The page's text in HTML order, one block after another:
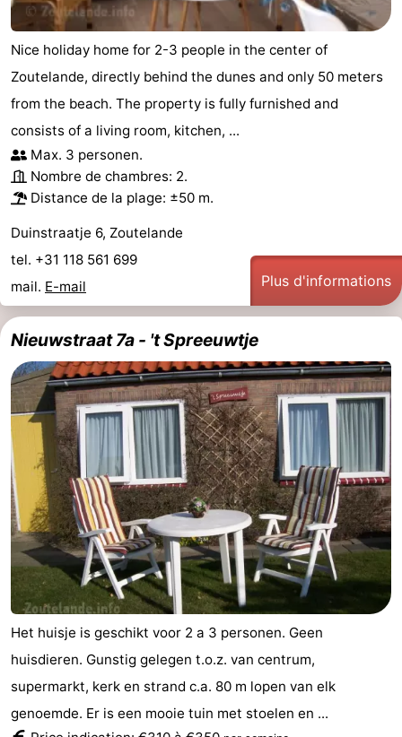
Soutelande
Chambre
d'hôtes
Chaumières
-
De
Zandput
-
Duinzicht
-
Joossesweg
-
Meerpaal
-
Valkenisse
Zee,
Bos
en
Duin
Hôtels
Last
minutes
Plages
Voir
et
faire
Lieux
d'intérêt
Musées
-
Monuments
-
Nice holiday home for 2-3 people in the center of
Zoutelande, directly behind the dunes and only 50 meters
from the beach. The property is fully furnished and
consists of a living room, kitchen, ...
Max. 3 personen.
Nombre de chambres: 2.
Distance de la plage: ±50 m.
Duinstraatje 6, Zoutelande
tel. +31 118 561 699
mail. E-mail Plus d'informations
Nieuwstraat 7a - 't Spreeuwtje
Het huisje is geschikt voor 2 a 3 personen. Geen
huisdieren. Gunstig gelegen t.o.z. van centrum,
supermarkt, kerk en strand c.a. 80 m lopen van elk
genoemde. Er is een mooie tuin met stoelen en ...